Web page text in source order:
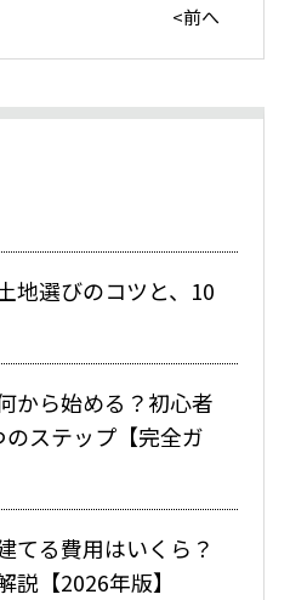
前へ
地選びのコツと、10
から始める？初心者
ステップ【完全ガ
てる費用はいくら？
説【2026年版】